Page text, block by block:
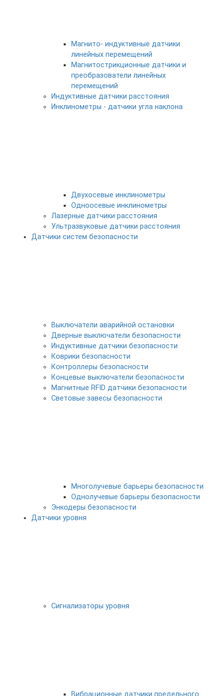
Магнито- индуктивные датчики
линейных перемещений
Магнитострикционные датчики и
преобразователи линейных
перемещений
Индуктивные датчики расстояния
Инклинометры - датчики угла наклона
Двухосевые инклинометры
Одноосевые инклинометры
Лазерные датчики расстояния
Ультразвуковые датчики расстояния
Датчики систем безопасности
Выключатели аварийной остановки
Дверные выключатели безопасности
Индуктивные датчики безопасности
Коврики безопасности
Контроллеры безопасности
Концевые выключатели безопасности
Магнитные RFID датчики безопасности
Световые завесы безопасности
Многолучевые барьеры безопасности
Однолучевые барьеры безопасности
Энкодеры безопасности
Датчики уровня
Сигнализаторы уровня